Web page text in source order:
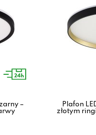
–
Plafon
złotym